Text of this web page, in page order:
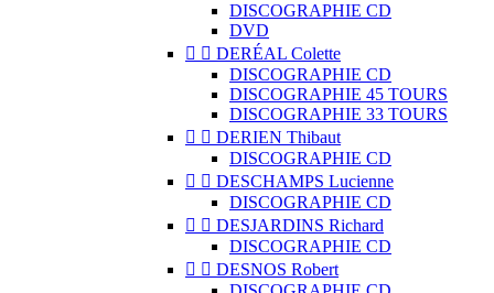
DISCOGRAPHIE CD
DVD
  DERÉAL Colette
DISCOGRAPHIE CD
DISCOGRAPHIE 45 TOURS
DISCOGRAPHIE 33 TOURS
  DERIEN Thibaut
DISCOGRAPHIE CD
  DESCHAMPS Lucienne
DISCOGRAPHIE CD
  DESJARDINS Richard
DISCOGRAPHIE CD
  DESNOS Robert